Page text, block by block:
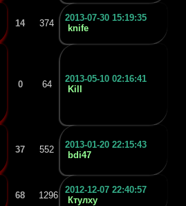
14
374
2013-07-30 15:19:35
knife
0 64
2013-05-10 02:16:41
Kill
37 552
2013-01-20 22:15:43
bdi47
68 1296
2012-12-07 22:40:57
Ктулху